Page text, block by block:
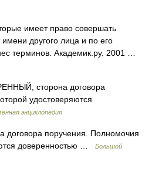
имеет право совершать
другого лица и по его
терминов. Академик.ру. 2001 …
сторона договора
удостоверяются
энциклопедия
договора поручения. Полномочия
доверенностью …
Большой